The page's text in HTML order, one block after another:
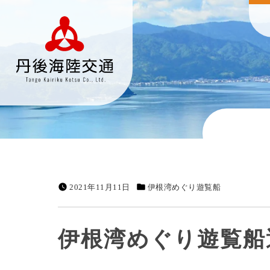
2021年11月11日 伊根湾めぐり遊覧船
伊根湾めぐり遊覧